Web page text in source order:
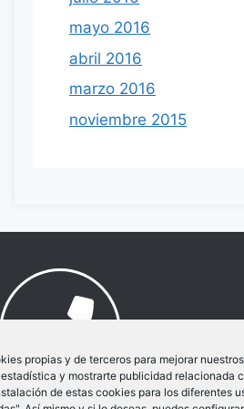
propias y de terceros para mejorar
y mostrarte publicidad relacionada
de estas cookies para los diferentes
mayo 2016
abril 2016
marzo 2016
noviembre 2015